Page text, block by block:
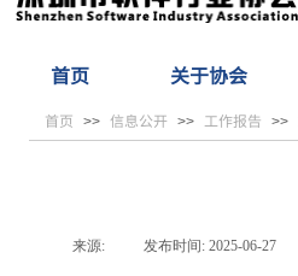
首页 关于协会
首页 >> 信息公开 >> 工作报告 >>
来源: 发布时间: 2025-06-27